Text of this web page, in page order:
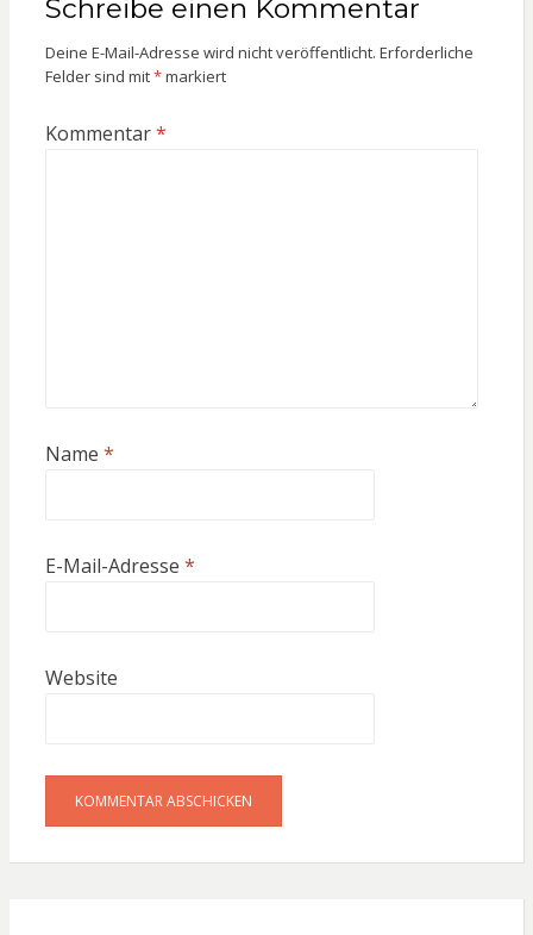
Schreibe einen Kommentar
Deine E-Mail-Adresse wird nicht veröffentlicht. Erforderliche
Felder sind mit*markiert
Kommentar*
Name *
E-Mail-Adresse *
Website